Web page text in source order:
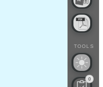
TOOLS
0